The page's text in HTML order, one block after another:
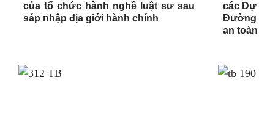
của tổ chức hành nghề luật sư sau
sáp nhập địa giới hành chính
các Dự
Đường
an